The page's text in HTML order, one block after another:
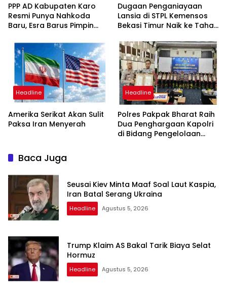
PPP AD Kabupaten Karo
Resmi Punya Nahkoda
Baru, Esra Barus Pimpin
Dugaan Penganiayaan
Lansia di STPL Kemensos
Bekasi Timur Naik ke Tahap
Minta Proses Transparan
dan Bebas Intervensi
Headline
Amerika Serikat Akan Sulit
Paksa Iran Menyerah
Headline
Polres Pakpak Bharat Raih
Dua Penghargaan Kapolri
di Bidang Pengelolaan
Baca Juga
Seusai Kiev Minta Maaf Soal Laut Kaspia,
Iran Batal Serang Ukraina
Headline Agustus 5, 2026
Trump Klaim AS Bakal Tarik Biaya Selat
Hormuz
Headline Agustus 5, 2026